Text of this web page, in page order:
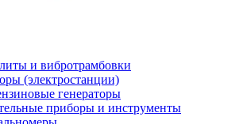
и вибротрамбовки
(электростанции)
генераторы
приборы и инструменты